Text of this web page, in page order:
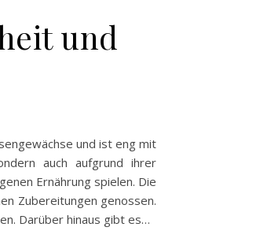
und
und ist eng mit
auch aufgrund ihrer
Ernährung spielen. Die
Zubereitungen genossen.
Darüber hinaus gibt es…